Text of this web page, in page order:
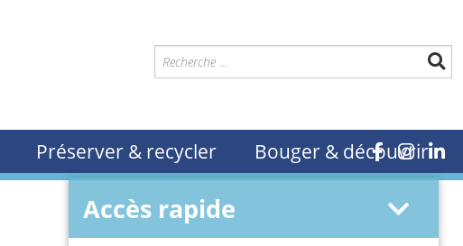
Préserver & recycler Bouger & découvrir
Accès rapide